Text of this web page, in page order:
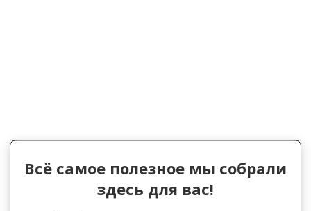
Всё самое полезное мы собрали
здесь для вас!